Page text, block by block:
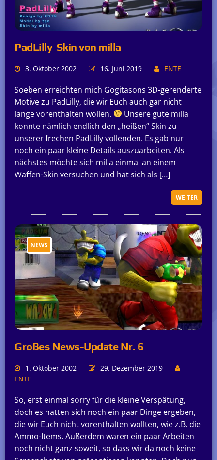
PadLilly-Skin von milla
3. Oktober 2002 16. Juni 2019 ENTE
Soeben erreichten mich Gogitasons 3D-gerenderte
Motive zu PadLilly, die wir Euch auch gar nicht
lange vorenthalten wollen.
Unsere gute milla
konnte nämlich endlich den „heißen“ Skin zu
unserer frechen PadLilly vollenden. Es gab nur
noch ein paar kleine Details auszuarbeiten. Als
nächstes möchte sich milla einmal an einem
Waffen-Skin versuchen und hat sich als […]
WEITER
NEWS
Großes News-Update Nr. 6
1. Oktober 2002
29. Dezember 2019
ENTE
So, erst einmal sorry für die kleine Verspätung,
doch es hatten sich noch ein paar Dinge ergeben,
die wir Euch nicht vorenthalten wollten, wie z.B. die
Ammo-Items. Außerdem waren ein paar Arbeiten
noch nicht ganz soweit, so dass wir da noch keine